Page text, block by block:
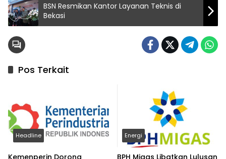
BSN Resmikan Kantor Layanan Teknis di
Bekasi
Pos Terkait
Headline
Kemenperin Dorong
Energi
BPH Migas Libatkan Lulusan